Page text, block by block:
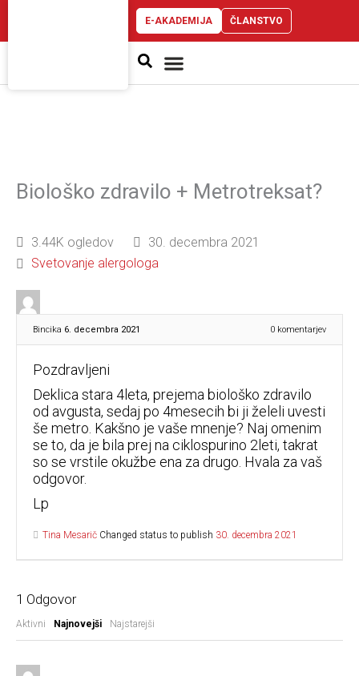
E-AKADEMIJA ČLANSTVO
Biološko zdravilo + Metrotreksat?
3.44K ogledov
30. decembra 2021
Svetovanje alergologa
Bincika 6. decembra 2021 0 komentarjev
Pozdravljeni
Deklica stara 4leta, prejema biološko zdravilo
od avgusta, sedaj po 4mesecih bi ji želeli uvesti
še metro. Kakšno je vaše mnenje? Naj omenim
se to, da je bila prej na ciklospurino 2leti, takrat
so se vrstile okužbe ena za drugo. Hvala za vaš
odgovor.
Lp
Tina Mesarič Changed status to publish 30. decembra 2021
1 Odgovor
Aktivni Najnovejši Najstarejši